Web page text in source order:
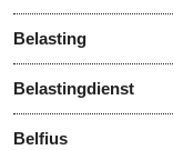
Belasting
Belastingdienst
Belfius